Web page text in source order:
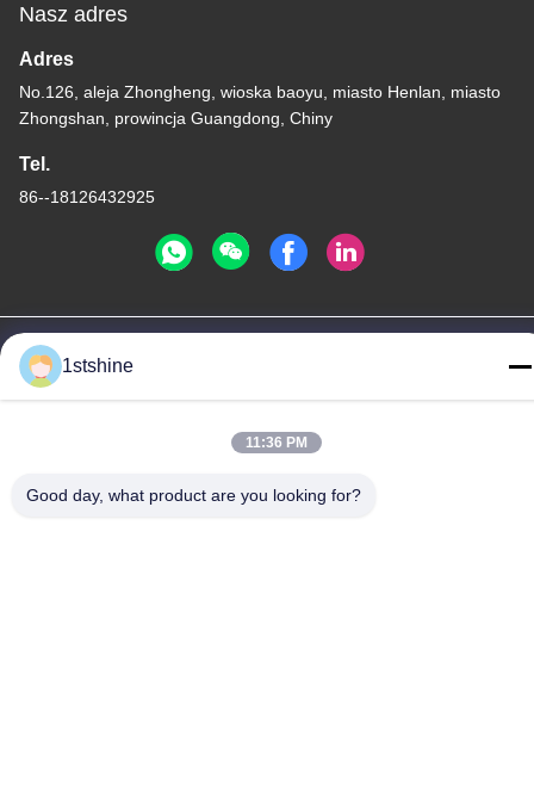
Nasz adres
Adres
No.126, aleja Zhongheng, wioska baoyu, miasto Henlan, miasto
Zhongshan, prowincja Guangdong, Chiny
Tel.
86--18126432925
Polityka prywatności|Mapa strony
Chiny dobra jakość Zdalny wentylator sufitowy LED Dostawca.
Prawa autorskie © -2026 1stshine Industrial Company Limited .
Wszelkie prawa zastrzeżone.
1stshine
11:36 PM
Good day, what product are you looking for?